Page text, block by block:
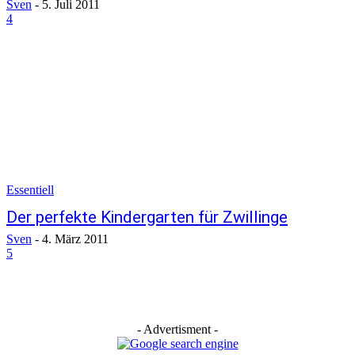
Sven - 5. Juli 2011
4
Essentiell
Der perfekte Kindergarten für Zwillinge
Sven - 4. März 2011
5
- Advertisment -